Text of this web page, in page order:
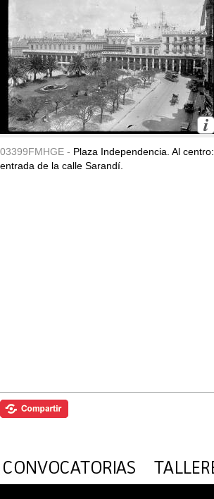
03399FMHGE - Plaza Independencia. Al centro:
entrada de la calle Sarandí.